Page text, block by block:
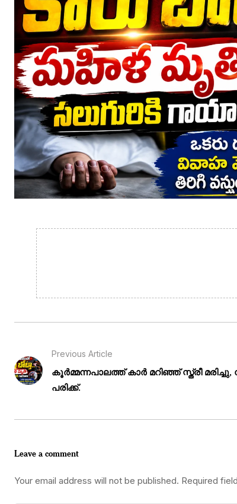
Previous Article
കൂർമ്മന്നപാലത്ത് കാർ മറിഞ്ഞ് സ്ത്രീ മരിച്ചു,
പരിക്ക്.
Leave a comment
Your email address will not be published. Required